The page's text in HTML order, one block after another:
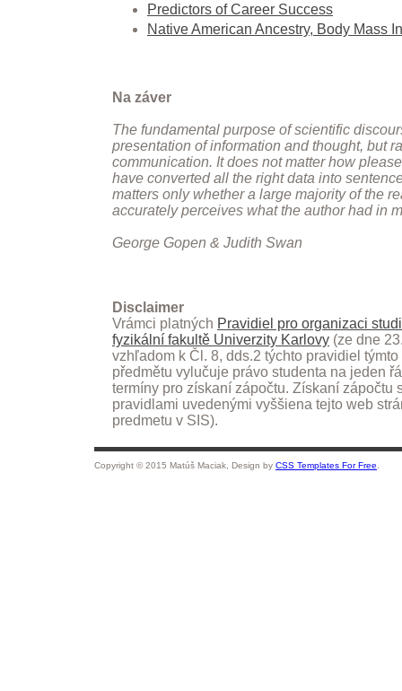
Predictors of Career Success
Native American Ancestry, Body Mass
Na záver
The fundamental purpose of scientific
presentation of information and thought, but
communication. It does not matter how
have converted all the right data into
matters only whether a large majority of the
accurately perceives what the author had in
George Gopen & Judith Swan
Disclaimer
Vrámci platných Pravidiel pro organizaci
fyzikální fakultě Univerzity Karlovy (ze dne
vzhľadom k Čl. 8, dds.2 týchto pravidiel
předmětu vylučuje právo studenta na jeden
termíny pro získaní zápočtu. Získaní zápočtu
pravidlami uvedenými vyššiena tejto web
predmetu v SIS).
Copyright © 2015 Matúš Maciak, Design by CSS Templates For Free